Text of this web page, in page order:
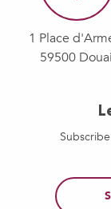
1 Place
59500 Douai